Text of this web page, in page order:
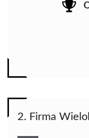
2. Firma